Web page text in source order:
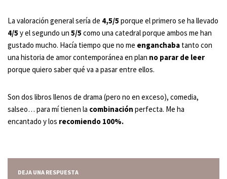
La valoración general sería de 4,5/5 porque el primero se ha llevado
4/5 y el segundo un 5/5 como una catedral porque ambos me han
gustado mucho. Hacía tiempo que no me enganchaba tanto con
una historia de amor contemporánea en plan no parar de leer
porque quiero saber qué va a pasar entre ellos.
Son dos libros llenos de drama (pero no en exceso), comedia,
salseo… para mí tienen la combinación perfecta. Me ha
encantado y los recomiendo 100%.
DEJA UNA RESPUESTA